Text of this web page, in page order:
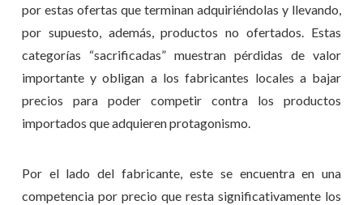
por estas ofertas que terminan adquiriéndolas y llevando,
por supuesto, además, productos no ofertados. Estas
categorías “sacrificadas” muestran pérdidas de valor
importante y obligan a los fabricantes locales a bajar
precios para poder competir contra los productos
importados que adquieren protagonismo.
Por el lado del fabricante, este se encuentra en una
competencia por precio que resta significativamente los